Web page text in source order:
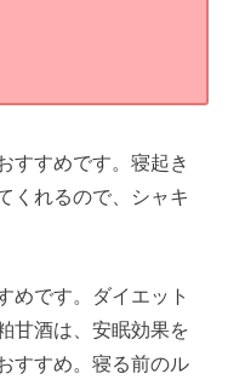
すすめです。寝起き
くれるので、シャキ
めです。ダイエット
甘酒は、安眠効果を
すすめ。寝る前のル